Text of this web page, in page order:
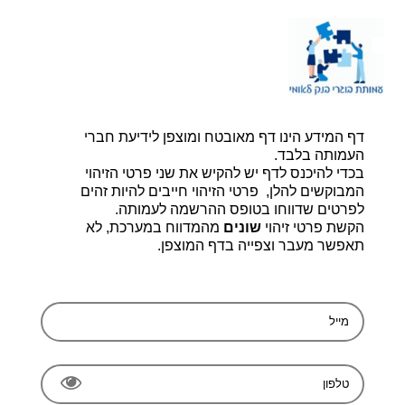
דף הבית |יצירת קשר |
דף המידע הינו דף מאובטח ומוצפן לידיעת חברי
העמותה בלבד.
בכדי להיכנס לדף יש להקיש את שני פרטי הזיהוי
המבוקשים להלן, פרטי הזיהוי חייבים להיות זהים
לפרטים שדווחו בטופס ההרשמה לעמותה.
הקשת פרטי זיהוי שונים מהמדווח במערכת, לא
תאפשר מעבר וצפייה בדף המוצפן.
עמותת בוגרי בנק לאומי, ע.ר 580014348